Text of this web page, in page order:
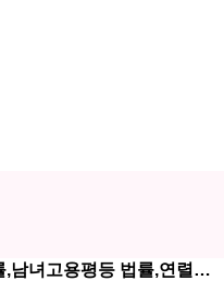
,남녀고용평등 법률,연렬…